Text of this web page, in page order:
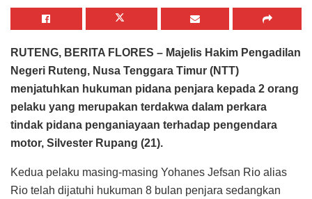
RUTENG, BERITA FLORES – Majelis Hakim Pengadilan
Negeri Ruteng, Nusa Tenggara Timur (NTT)
menjatuhkan hukuman pidana penjara kepada 2 orang
pelaku yang merupakan terdakwa dalam perkara
tindak pidana penganiayaan terhadap pengendara
motor, Silvester Rupang (21).
Kedua pelaku masing-masing Yohanes Jefsan Rio alias
Rio telah dijatuhi hukuman 8 bulan penjara sedangkan